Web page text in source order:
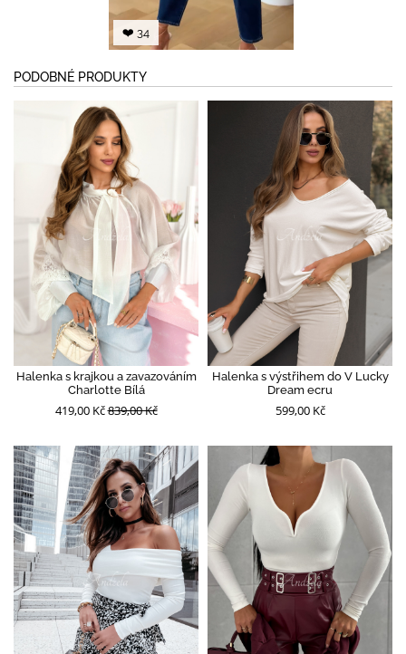
❤️ 34
PODOBNÉ PRODUKTY
Halenka s krajkou a zavazováním
Charlotte Bílá
419,00 Kč839,00 Kč
Halenka s výstřihem do V Lucky
Dream ecru
599,00 Kč